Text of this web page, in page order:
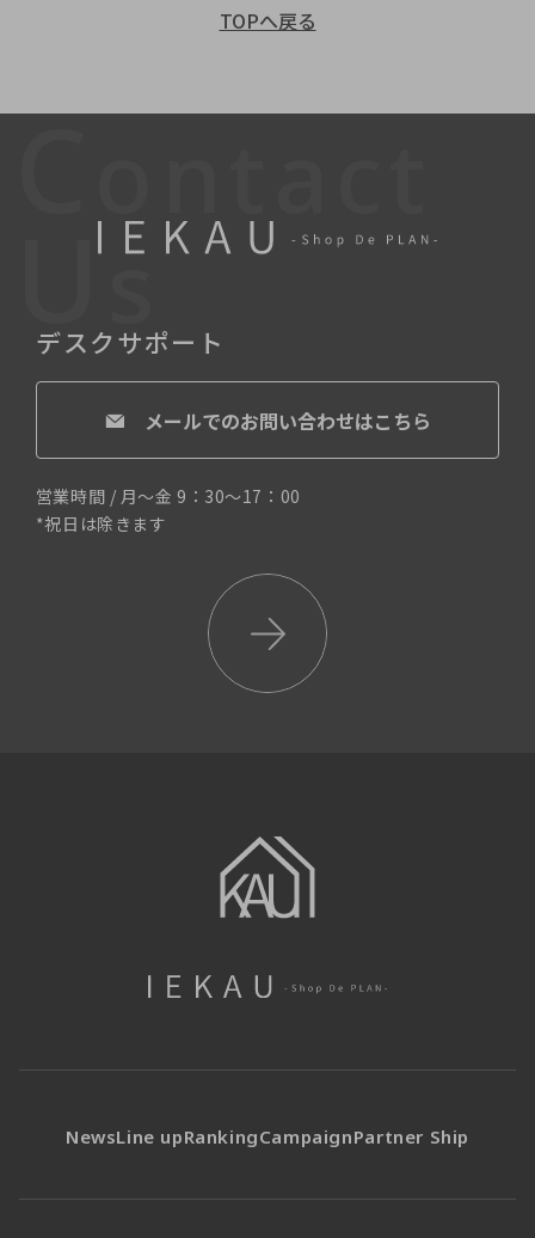
TOPへ戻る
C
Us
デスクサポート
メールでのお問い合わせはこちら
営業時間 / 月〜金 9：30〜17：00
*祝日は除きます
NewsLine upRankingCampaignPartner Ship